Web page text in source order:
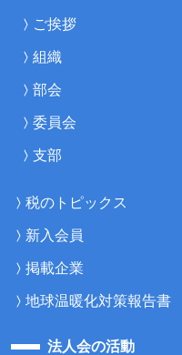
ご挨拶
組織
部会
委員会
支部
税のトピックス
新入会員
掲載企業
地球温暖化対策報告書
法人会の活動